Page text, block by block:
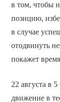
в том, чтобы
позицию,
в случае
отодвинуть
покажет
22 августа в
движение в